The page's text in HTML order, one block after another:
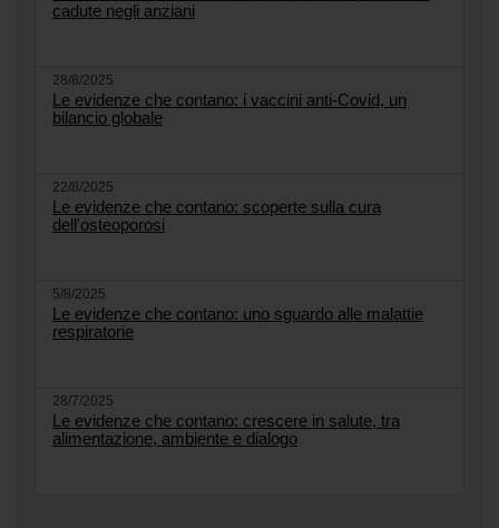
cadute negli anziani
28/8/2025
Le evidenze che contano: i vaccini anti-Covid, un
bilancio globale
22/8/2025
Le evidenze che contano: scoperte sulla cura
dell'osteoporosi
5/8/2025
Le evidenze che contano: uno sguardo alle malattie
respiratorie
28/7/2025
Le evidenze che contano: crescere in salute, tra
alimentazione, ambiente e dialogo